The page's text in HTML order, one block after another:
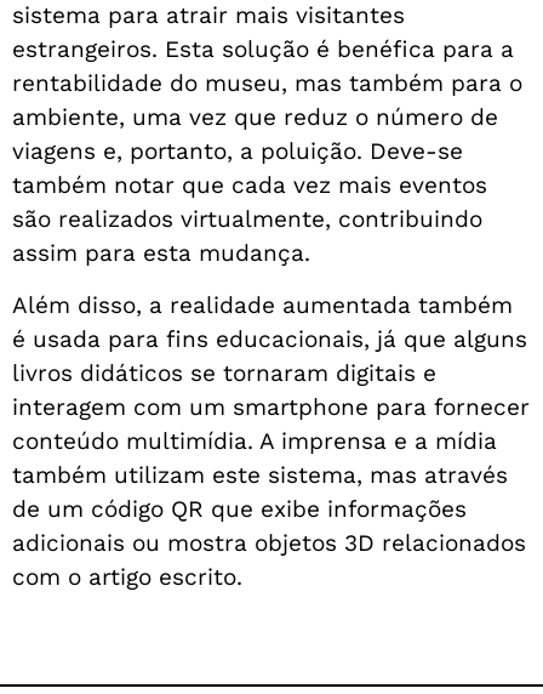
sistema para atrair mais visitantes
estrangeiros. Esta solução é benéfica para a
rentabilidade do museu, mas também para o
ambiente, uma vez que reduz o número de
viagens e, portanto, a poluição. Deve-se
também notar que cada vez mais eventos
são realizados virtualmente, contribuindo
assim para esta mudança.
Além disso, a realidade aumentada também
é usada para fins educacionais, já que alguns
livros didáticos se tornaram digitais e
interagem com um smartphone para fornecer
conteúdo multimídia. A imprensa e a mídia
também utilizam este sistema, mas através
de um código QR que exibe informações
adicionais ou mostra objetos 3D relacionados
com o artigo escrito.